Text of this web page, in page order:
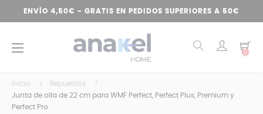
ENVÍO 4,50€ - GRATIS EN PEDIDOS SUPERIORES A 50€
Navegación
☰ 0
Inicio
Repuestos
Junta de olla de 22 cm para WMF Perfect, Perfect Plus, Premium y
Perfect Pro